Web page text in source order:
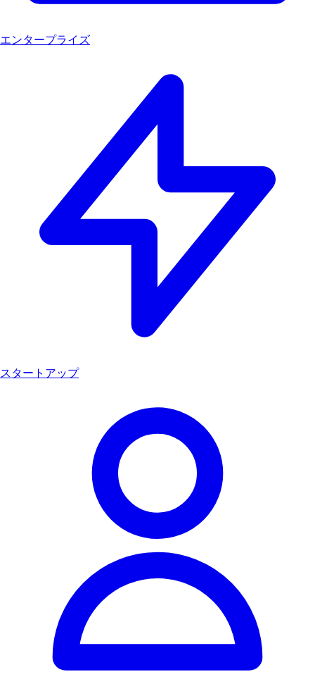
エンタープライズ
スタートアップ